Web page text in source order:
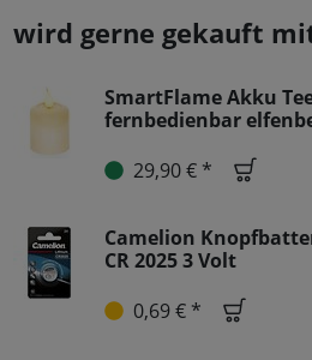
wird gerne gekauft
SmartFlame Akku
fernbedienbar
29,90 € *
Camelion
CR 2025 3 Volt
0,69 € *